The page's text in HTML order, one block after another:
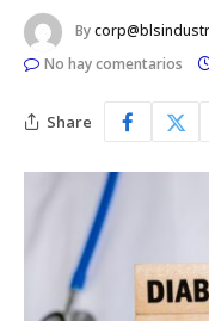
By
No hay comentarios
Share